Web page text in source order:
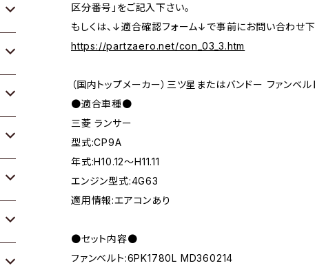
区分番号」をご記入下さい。
もしくは、↓適合確認フォーム↓で事前にお問い合わせ下
https://partzaero.net/con_03_3.htm
（国内トップメーカー）三ツ星またはバンドー ファンベル
●適合車種●
三菱 ランサー
型式:CP9A
年式:H10.12～H11.11
エンジン型式:4G63
適用情報:エアコンあり
●セット内容●
ファンベルト:6PK1780L MD360214